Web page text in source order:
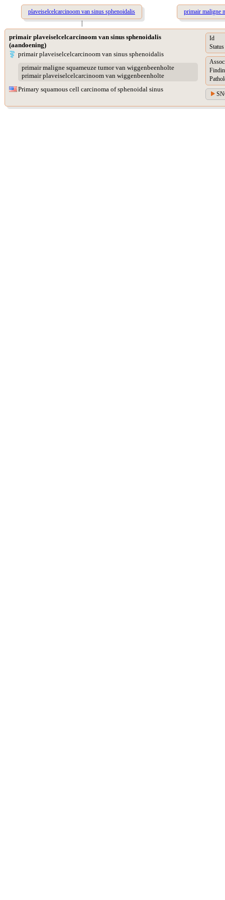
plaveiselcelcarcinoom van sinus sphenoidalis
primair maligne
|
primair plaveiselcelcarcinoom van sinus sphenoidalis
(aandoening)
primair plaveiselcelcarcinoom van sinus sphenoidalis
primair maligne squameuze tumor van wiggenbeenholte
primair plaveiselcelcarcinoom van wiggenbeenholte
Primary squamous cell carcinoma of sphenoidal sinus
Id
Status